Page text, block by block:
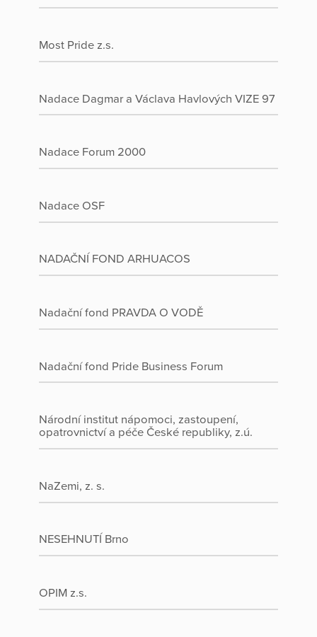
Most Pride z.s.
Nadace Dagmar a Václava Havlových VIZE 97
Nadace Forum 2000
Nadace OSF
NADAČNÍ FOND ARHUACOS
Nadační fond PRAVDA O VODĚ
Nadační fond Pride Business Forum
Národní institut nápomoci, zastoupení,
opatrovnictví a péče České republiky, z.ú.
NaZemi, z. s.
NESEHNUTÍ Brno
OPIM z.s.